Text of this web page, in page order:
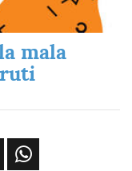
mala